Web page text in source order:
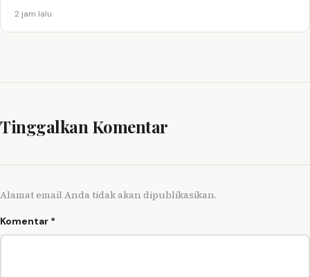
2 jam lalu
Tinggalkan Komentar
Alamat email Anda tidak akan dipublikasikan.
Komentar *